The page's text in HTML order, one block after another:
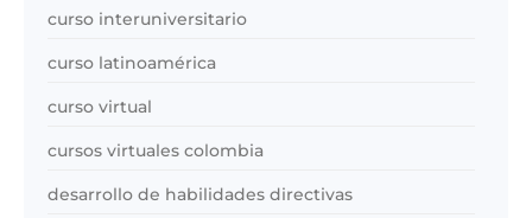
curso interuniversitario
curso latinoamérica
curso virtual
cursos virtuales colombia
desarrollo de habilidades directivas